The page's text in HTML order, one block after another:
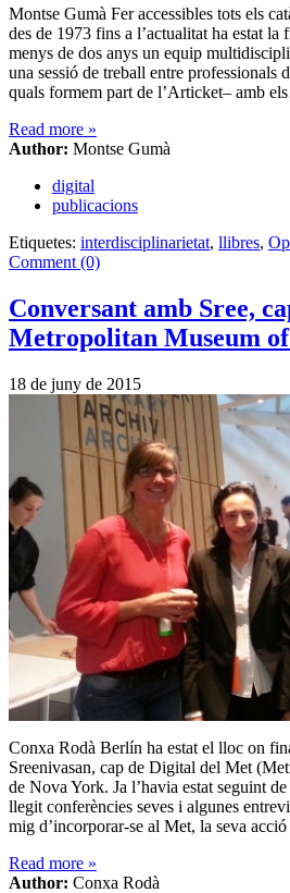
Montse Gumà Fer accessibles tots els
des de 1973 fins a l’actualitat ha estat la
menys de dos anys un equip
una sessió de treball entre professionals
quals formem part de l’Articket– amb
Read more »
Author: Montse Gumà
digital
publicacions
Etiquetes: interdisciplinarietat, llibres,
Comment (0)
Conversant amb Sree,
Metropolitan Museum
18 de juny de 2015
Conxa Rodà Berlín ha estat el lloc on
Sreenivasan, cap de Digital del Met
de Nova York. Ja l’havia estat seguint
llegit conferències seves i algunes
mig d’incorporar-se al Met, la seva
Read more »
Author: Conxa Rodà